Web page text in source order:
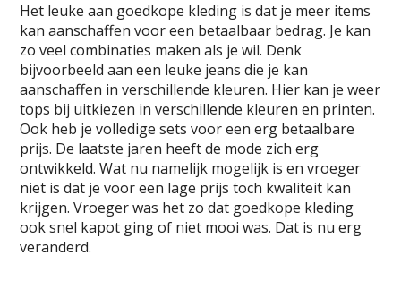
Het leuke aan goedkope kleding is dat je meer items
kan aanschaffen voor een betaalbaar bedrag. Je kan
zo veel combinaties maken als je wil. Denk
bijvoorbeeld aan een leuke jeans die je kan
aanschaffen in verschillende kleuren. Hier kan je weer
tops bij uitkiezen in verschillende kleuren en printen.
Ook heb je volledige sets voor een erg betaalbare
prijs. De laatste jaren heeft de mode zich erg
ontwikkeld. Wat nu namelijk mogelijk is en vroeger
niet is dat je voor een lage prijs toch kwaliteit kan
krijgen. Vroeger was het zo dat goedkope kleding
ook snel kapot ging of niet mooi was. Dat is nu erg
veranderd.